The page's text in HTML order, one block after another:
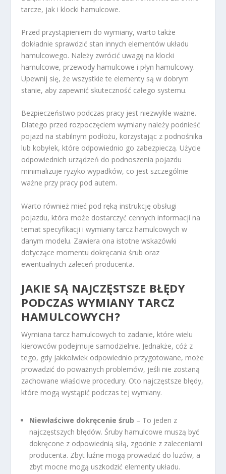
tarcze, jak i klocki hamulcowe.
Przed przystąpieniem do wymiany, warto także
dokładnie sprawdzić stan innych elementów układu
hamulcowego. Należy zwrócić uwagę na klocki
hamulcowe, przewody hamulcowe i płyn hamulcowy.
Upewnij się, że wszystkie te elementy są w dobrym
stanie, aby zapewnić skuteczność całego systemu.
Bezpieczeństwo podczas pracy jest niezwykle ważne.
Dlatego przed rozpoczęciem wymiany należy podnieść
pojazd na stabilnym podłożu, korzystając z podnośnika
lub kobyłek, które odpowiednio go zabezpieczą. Użycie
odpowiednich urządzeń do podnoszenia pojazdu
minimalizuje ryzyko wypadków, co jest szczególnie
ważne przy pracy pod autem.
Warto również mieć pod ręką instrukcję obsługi
pojazdu, która może dostarczyć cennych informacji na
temat specyfikacji i wymiany tarcz hamulcowych w
danym modelu. Zawiera ona istotne wskazówki
dotyczące momentu dokręcania śrub oraz
ewentualnych zaleceń producenta.
JAKIE SĄ NAJCZĘSTSZE BŁĘDY
PODCZAS WYMIANY TARCZ
HAMULCOWYCH?
Wymiana tarcz hamulcowych to zadanie, które wielu
kierowców podejmuje samodzielnie. Jednakże, cóż z
tego, gdy jakkolwiek odpowiednio przygotowane, może
prowadzić do poważnych problemów, jeśli nie zostaną
zachowane właściwe procedury. Oto najczęstsze błędy,
które mogą wystąpić podczas tej wymiany.
Niewłaściwe dokręcenie śrub – To jeden z
najczęstszych błędów. Śruby hamulcowe muszą być
dokręcone z odpowiednią siłą, zgodnie z zaleceniami
producenta. Zbyt luźne mogą prowadzić do luzów, a
zbyt mocne mogą uszkodzić elementy układu.